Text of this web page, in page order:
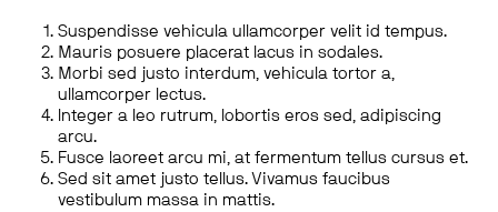
Suspendisse vehicula ullamcorper velit id tempus.
Mauris posuere placerat lacus in sodales.
Morbi sed justo interdum, vehicula tortor a,
ullamcorper lectus.
Integer a leo rutrum, lobortis eros sed, adipiscing
arcu.
Fusce laoreet arcu mi, at fermentum tellus cursus et.
Sed sit amet justo tellus. Vivamus faucibus
vestibulum massa in mattis.